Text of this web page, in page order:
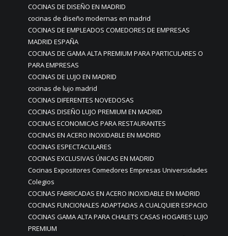
COCINAS DE DISEÑO EN MADRID
cocinas de diseño modernas en madrid
COCINAS DE EMPLEADOS COMEDORES DE EMPRESAS
MADRID ESPAÑA
COCINAS DE GAMA ALTA PREMIUM PARA PARTICULARES O
PARA EMPRESAS
COCINAS DE LUJO EN MADRID
cocinas de lujo madrid
COCINAS DIFERENTES NOVEDOSAS
COCINAS DISEÑO LUJO PREMIUM EN MADRID
COCINAS ECONOMICAS PARA RESTAURANTES
COCINAS EN ACERO INOXIDABLE EN MADRID
COCINAS ESPECTACULARES
COCINAS EXCLUSIVAS ÚNICAS EN MADRID
Cocinas Expositores Comedores Empresas Universidades
Colegios
COCINAS FABRICADAS EN ACERO INOXIDABLE EN MADRID
COCINAS FUNCIONALES ADAPTADAS A CUALQUIER ESPACIO
COCINAS GAMA ALTA PARA CHALETS CASAS HOGARES LUJO
PREMIUM